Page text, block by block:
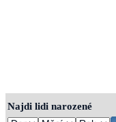
Najdi lidi narozené